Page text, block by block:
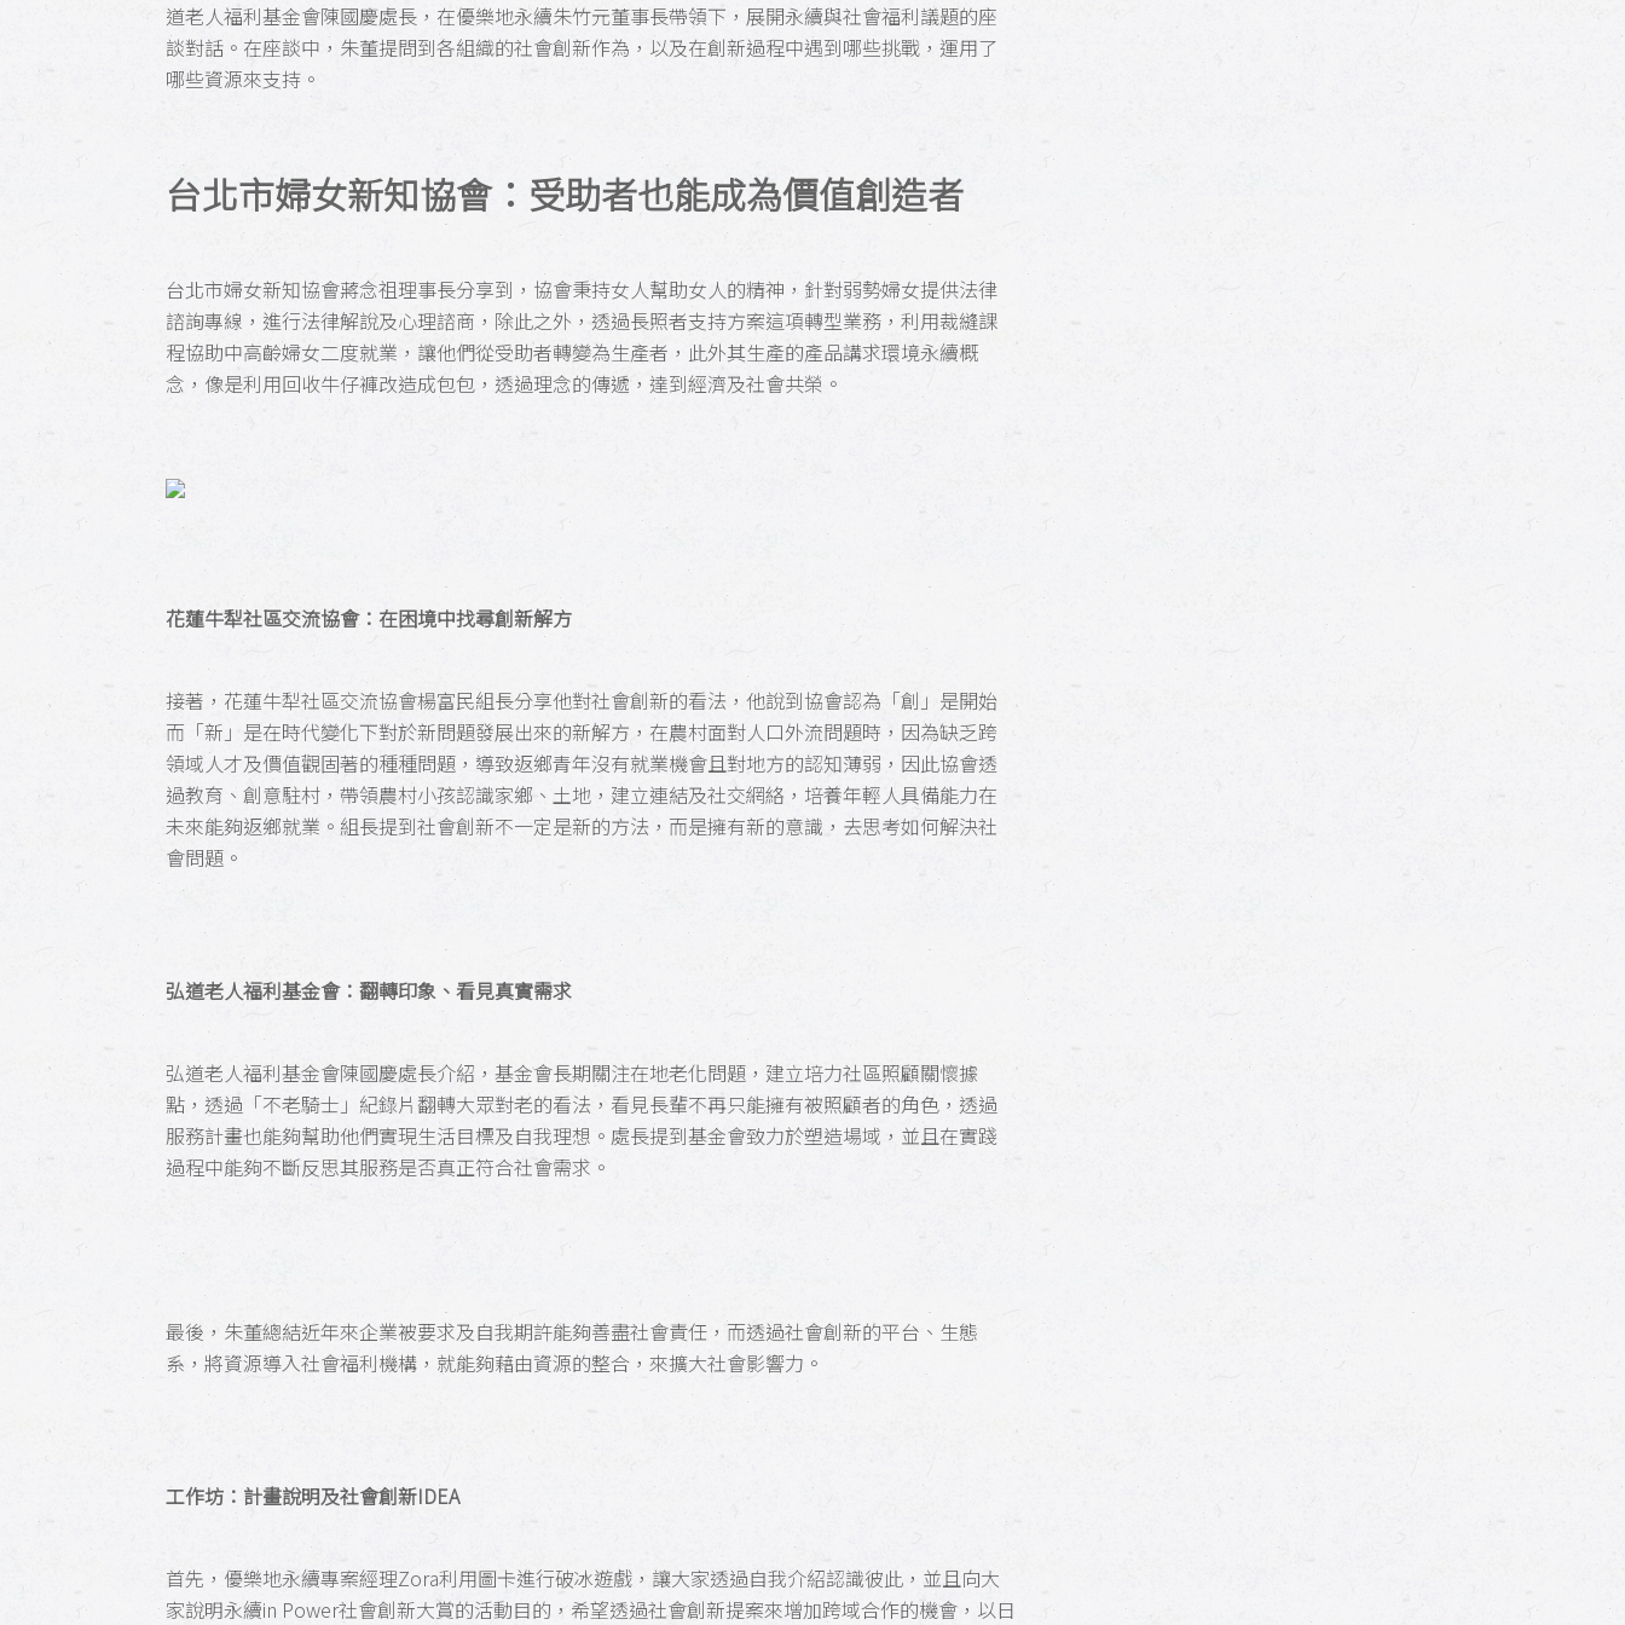
道老人福利基金會陳國慶處長，在優樂地永續朱竹元董事長帶領下，展開永續與社會福利議題的座
談對話。在座談中，朱董提問到各組織的社會創新作為，以及在創新過程中遇到哪些挑戰，運用了
哪些資源來支持。
台北市婦女新知協會：受助者也能成為價值創造者
台北市婦女新知協會蔣念祖理事長分享到，協會秉持女人幫助女人的精神，針對弱勢婦女提供法律
諮詢專線，進行法律解說及心理諮商，除此之外，透過長照者支持方案這項轉型業務，利用裁縫課
程協助中高齡婦女二度就業，讓他們從受助者轉變為生產者，此外其生產的產品講求環境永續概
念，像是利用回收牛仔褲改造成包包，透過理念的傳遞，達到經濟及社會共榮。
花蓮牛犁社區交流協會：在困境中找尋創新解方
接著，花蓮牛犁社區交流協會楊富民組長分享他對社會創新的看法，他說到協會認為「創」是開始
而「新」是在時代變化下對於新問題發展出來的新解方，在農村面對人口外流問題時，因為缺乏跨
領域人才及價值觀固著的種種問題，導致返鄉青年沒有就業機會且對地方的認知薄弱，因此協會透
過教育、創意駐村，帶領農村小孩認識家鄉、土地，建立連結及社交網絡，培養年輕人具備能力在
未來能夠返鄉就業。組長提到社會創新不一定是新的方法，而是擁有新的意識，去思考如何解決社
會問題。
弘道老人福利基金會：翻轉印象、看見真實需求
弘道老人福利基金會陳國慶處長介紹，基金會長期關注在地老化問題，建立培力社區照顧關懷據
點，透過「不老騎士」紀錄片翻轉大眾對老的看法，看見長輩不再只能擁有被照顧者的角色，透過
服務計畫也能夠幫助他們實現生活目標及自我理想。處長提到基金會致力於塑造場域，並且在實踐
過程中能夠不斷反思其服務是否真正符合社會需求。
最後，朱董總結近年來企業被要求及自我期許能夠善盡社會責任，而透過社會創新的平台、生態
系，將資源導入社會福利機構，就能夠藉由資源的整合，來擴大社會影響力。
工作坊：計畫說明及社會創新IDEA
首先，優樂地永續專案經理Zora利用圖卡進行破冰遊戲，讓大家透過自我介紹認識彼此，並且向大
家說明永續in Power社會創新大賞的活動目的，希望透過社會創新提案來增加跨域合作的機會，以日